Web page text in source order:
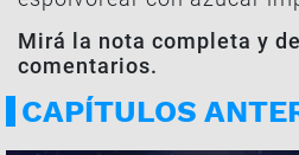
Mirá la nota completa y
comentarios.
CAPÍTULOS